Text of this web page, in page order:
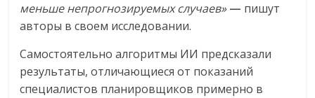
меньше непрогнозируемых случаев» — пишут
авторы в своем исследовании.
Самостоятельно алгоритмы ИИ предсказали
результаты, отличающиеся от показаний
специалистов планировщиков примерно в